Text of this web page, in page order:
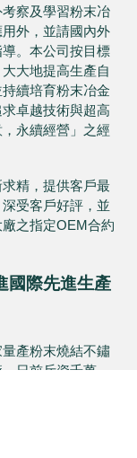
察及學習粉末冶
外，並請國內外
。本公司按目標
大地提高生產自
續培育粉末冶金
卓越技術與超高
永續經營」之經
精，提供客戶最
受客戶好評，並
之指定OEM合約
國際先進生產
產粉末燒結不鏽
日前斥資千萬